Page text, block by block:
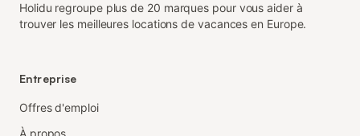
Holidu regroupe plus de 20 marques pour vous aider à
trouver les meilleures locations de vacances en Europe.
Entreprise
Offres d'emploi
À propos